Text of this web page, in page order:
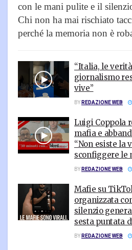
con le mani pulite e il
Chi non ha mai rischiato
perché la memoria non è
“Italia, le
giornalismo
vive”
BYREDAZIONE WEB
Luigi Coppola
mafia e
“Non esiste la
sconfiggere le
BYREDAZIONE WEB
Mafie su
organizzata
silenzio
sesta puntata
BYREDAZIONE WEB